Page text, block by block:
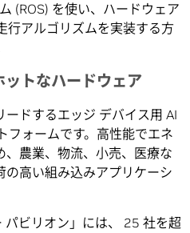
(ROS) を使い、ハードウェア
行アルゴリズムを実装する方
ットなハードウェア
ドするエッジ デバイス用 AI
フォームです。高性能でエネ
農業、物流、小売、医療な
の高い組み込みアプリケーシ
ビリオン」には、 25 社を超